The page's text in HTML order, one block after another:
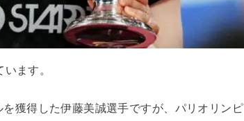
ます。
獲得した伊藤美誠選手ですが、パリオリンピ